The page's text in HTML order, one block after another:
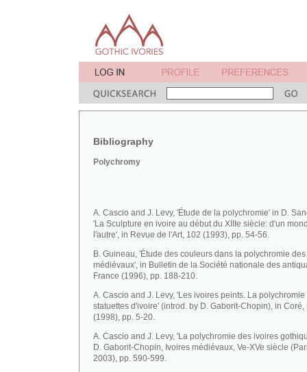
Bibliography
Polychromy
A. Cascio and J. Levy, 'Étude de la polychromie' in D.
'La Sculpture en ivoire au début du XIIIe siècle: d'un
l'autre', in Revue de l'Art, 102 (1993), pp. 54-56.
B. Guineau, 'Étude des couleurs dans la polychromie
médiévaux', in Bulletin de la Société nationale des
France (1996), pp. 188-210.
A. Cascio and J. Levy, 'Les ivoires peints. La polychromie
statuettes d'ivoire' (introd. by D. Gaborit-Chopin), in Coré,
(1998), pp. 5-20.
A. Cascio and J. Levy, 'La polychromie des ivoires
D. Gaborit-Chopin, Ivoires médiévaux, Ve-XVe siècle
2003), pp. 590-599.